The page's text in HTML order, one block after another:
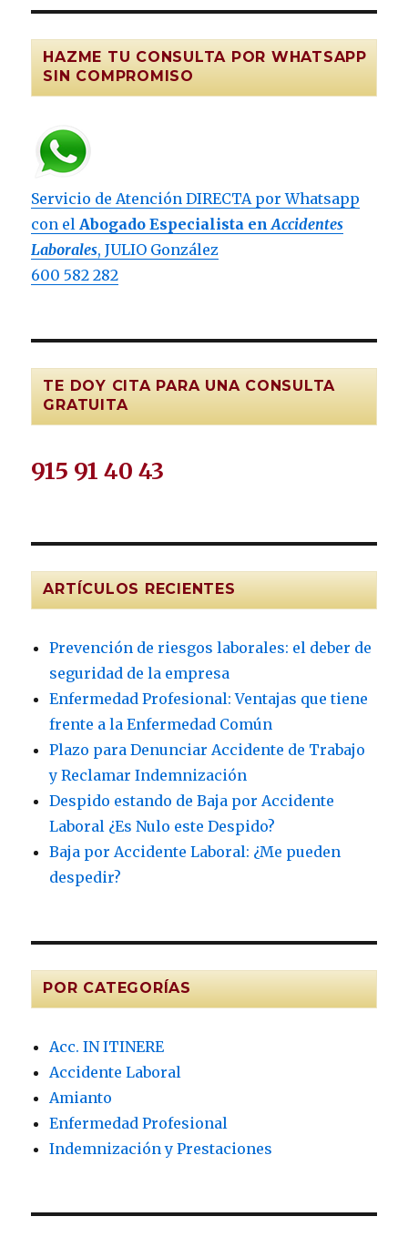
HAZME TU CONSULTA POR WHATSAPP
SIN COMPROMISO
Servicio de Atención DIRECTA por Whatsapp
con elAbogado Especialista enAccidentes
Laborales, JULIO González
600 582 282
TE DOY CITA PARA UNA CONSULTA
GRATUITA
915 91 40 43
ARTÍCULOS RECIENTES
Prevención de riesgos laborales: el deber de
seguridad de la empresa
Enfermedad Profesional: Ventajas que tiene
frente a la Enfermedad Común
Plazo para Denunciar Accidente de Trabajo
y Reclamar Indemnización
Despido estando de Baja por Accidente
Laboral ¿Es Nulo este Despido?
Baja por Accidente Laboral: ¿Me pueden
despedir?
POR CATEGORÍAS
Acc. IN ITINERE
Accidente Laboral
Amianto
Enfermedad Profesional
Indemnización y Prestaciones